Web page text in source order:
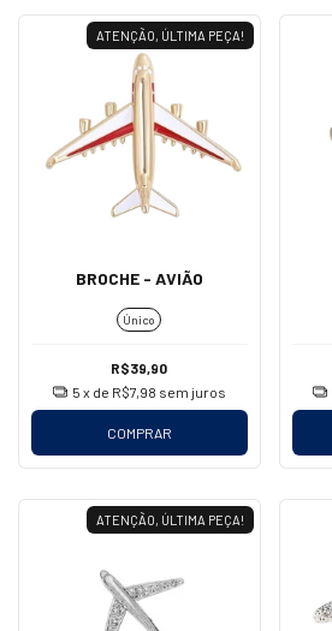
ATENÇÃO, ÚLTIMA PEÇA!
BROCHE - AVIÃO
Único
R$39,90
5 x de R$7,98 sem juros
COMPRAR
ATENÇÃO, ÚLTIMA PEÇA!